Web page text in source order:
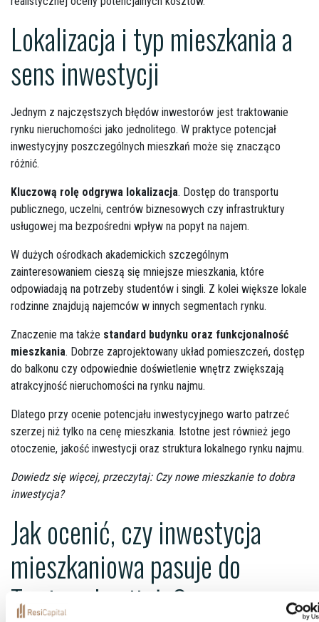
Lokalizacja i typ mieszkania a
sens inwestycji
Jednym z najczęstszych błędów inwestorów jest traktowanie
rynku nieruchomości jako jednolitego. W praktyce potencjał
inwestycyjny poszczególnych mieszkań może się znacząco
różnić.
Kluczową rolę odgrywa lokalizacja. Dostęp do transportu
publicznego, uczelni, centrów biznesowych czy infrastruktury
usługowej ma bezpośredni wpływ na popyt na najem.
W dużych ośrodkach akademickich szczególnym
zainteresowaniem cieszą się mniejsze mieszkania, które
odpowiadają na potrzeby studentów i singli. Z kolei większe lokale
rodzinne znajdują najemców w innych segmentach rynku.
Znaczenie ma także standard budynku oraz funkcjonalność
mieszkania. Dobrze zaprojektowany układ pomieszczeń, dostęp
do balkonu czy odpowiednie doświetlenie wnętrz zwiększają
atrakcyjność nieruchomości na rynku najmu.
Dlatego przy ocenie potencjału inwestycyjnego warto patrzeć
szerzej niż tylko na cenę mieszkania. Istotne jest również jego
otoczenie, jakość inwestycji oraz struktura lokalnego rynku najmu.
Dowiedz się więcej, przeczytaj: Czy nowe mieszkanie to dobra
inwestycja?
Jak ocenić, czy inwestycja
mieszkaniowa pasuje do
Twojego kapitału?